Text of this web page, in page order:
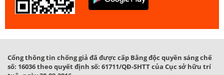
Cổng thông tin chống giả đã được cấp Bằng độc quyền sáng chế
số: 16036 theo quyết định số: 61711/QĐ-SHTT của Cục sở hữu trí